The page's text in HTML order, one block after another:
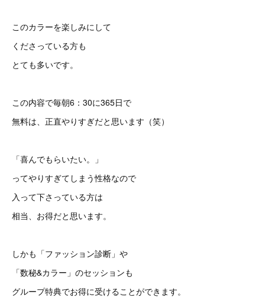
このカラーを楽しみにして
くださっている方も
とても多いです。
この内容で毎朝6：30に365日で
無料は、正直やりすぎだと思います（笑）
「喜んでもらいたい。」
ってやりすぎてしまう性格なので
入って下さっている方は
相当、お得だと思います。
しかも「ファッション診断」や
「数秘&カラー」のセッションも
グループ特典でお得に受けることができます。